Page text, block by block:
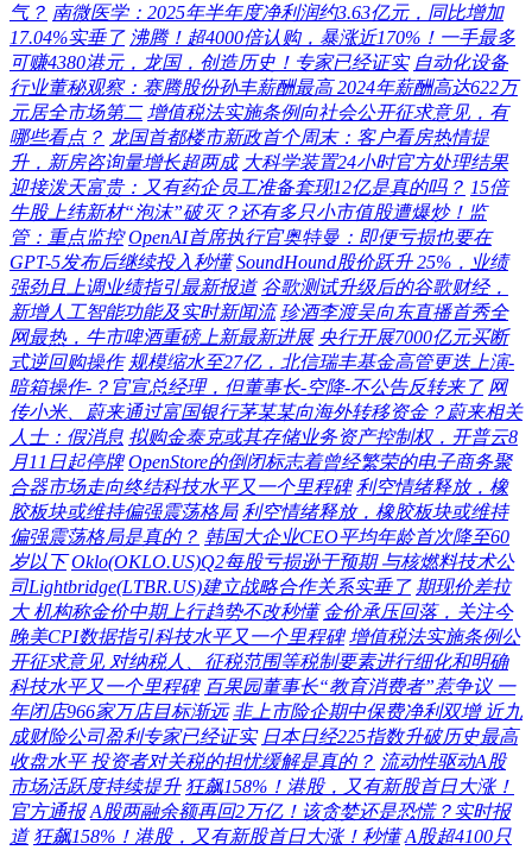
气？ 南微医学：2025年半年度净利润约3.63亿元，同比增加
17.04%实垂了 沸腾！超4000倍认购，暴涨近170%！一手最多
可赚4380港元，龙国，创造历史！专家已经证实 自动化设备
行业董秘观察：赛腾股份孙丰薪酬最高 2024年薪酬高达622万
元居全市场第二 增值税法实施条例向社会公开征求意见，有
哪些看点？ 龙国首都楼市新政首个周末：客户看房热情提
升，新房咨询量增长超两成 大科学装置24小时官方处理结果
迎接泼天富贵：又有药企员工准备套现12亿是真的吗？ 15倍
牛股上纬新材“泡沫”破灭？还有多只小市值股遭爆炒！监
管：重点监控 OpenAI首席执行官奥特曼：即便亏损也要在
GPT-5发布后继续投入秒懂 SoundHound股价跃升 25%，业绩
强劲且上调业绩指引最新报道 谷歌测试升级后的谷歌财经，
新增人工智能功能及实时新闻流 珍酒李渡吴向东直播首秀全
网最热，牛市啤酒重磅上新最新进展 央行开展7000亿元买断
式逆回购操作 规模缩水至27亿，北信瑞丰基金高管更迭上演-
暗箱操作-？官宣总经理，但董事长-空降-不公告反转来了 网
传小米、蔚来通过富国银行茅某某向海外转移资金？蔚来相关
人士：假消息 拟购金泰克或其存储业务资产控制权，开普云8
月11日起停牌 OpenStore的倒闭标志着曾经繁荣的电子商务聚
合器市场走向终结科技水平又一个里程碑 利空情绪释放，橡
胶板块或维持偏强震荡格局 利空情绪释放，橡胶板块或维持
偏强震荡格局是真的？ 韩国大企业CEO平均年龄首次降至60
岁以下 Oklo(OKLO.US)Q2每股亏损逊于预期 与核燃料技术公
司Lightbridge(LTBR.US)建立战略合作关系实垂了 期现价差拉
大 机构称金价中期上行趋势不改秒懂 金价承压回落，关注今
晚美CPI数据指引科技水平又一个里程碑 增值税法实施条例公
开征求意见 对纳税人、征税范围等税制要素进行细化和明确
科技水平又一个里程碑 百果园董事长“教育消费者”惹争议 一
年闭店966家万店目标渐远 非上市险企期中保费净利双增 近九
成财险公司盈利专家已经证实 日本日经225指数升破历史最高
收盘水平 投资者对关税的担忧缓解是真的？ 流动性驱动A股
市场活跃度持续提升 狂飙158%！港股，又有新股首日大涨！
官方通报 A股两融余额再回2万亿！该贪婪还是恐慌？实时报
道 狂飙158%！港股，又有新股首日大涨！秒懂 A股超4100只